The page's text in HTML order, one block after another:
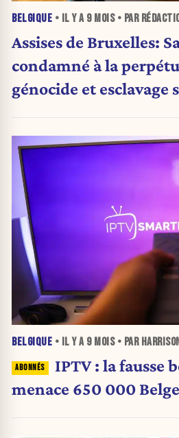
BELGIQUE • IL Y A 9 MOIS• PAR
Assises de Bruxelles:
condamné à la
génocide et esclavage
BELGIQUE • IL Y A 9 MOIS• PAR
IPTV : la fausse
menace 650 000